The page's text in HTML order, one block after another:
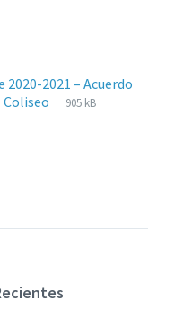
2020-2021 – Acuerdo
Extensiones
pdf
Tamaño
905 kB